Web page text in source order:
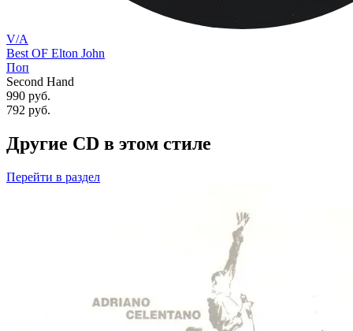
V/A
Best OF Elton John
Поп
Second Hand
990 руб.
792 руб.
Другие CD в этом стиле
Перейти в раздел